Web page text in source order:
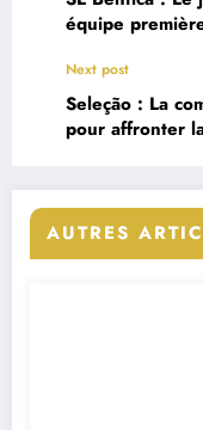
équipe
Next post
Seleção : La
pour affronter
AUTRES